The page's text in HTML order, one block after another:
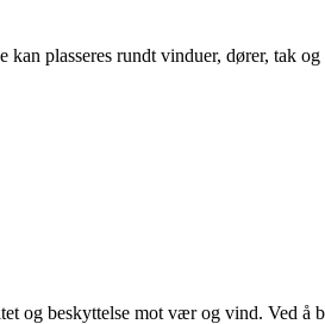
plasseres rundt vinduer, dører, tak
og beskyttelse mot vær og vind. Ved å